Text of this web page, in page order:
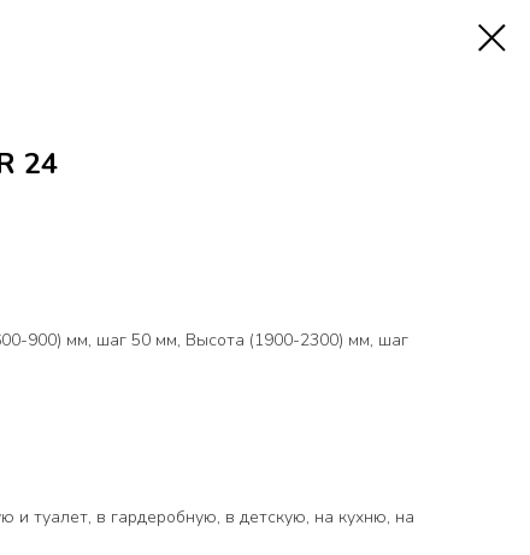
24
900) мм, шаг 50 мм, Высота (1900-2300) мм, шаг
и туалет, в гардеробную, в детскую, на кухню, на